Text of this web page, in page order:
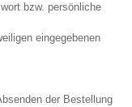
bzw. persönliche
eingegebenen
der Bestellung